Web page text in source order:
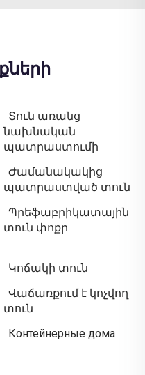
Տուն առանց
նախնական
պատրաստումի
Ժամանակակից
պատրաստված տուն
Պրեֆաբրիկատային
տուն փոքր
Կոճակի տուն
Վաճառքում է կոչվող
տուն
Контейнерные дома